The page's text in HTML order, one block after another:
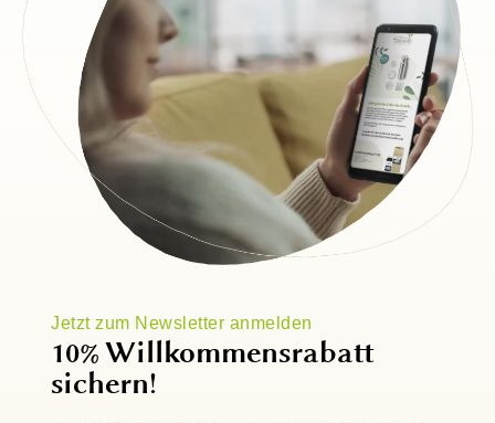
Jetzt zum Newsletter anmelden
10% Willkommensrabatt
sichern!